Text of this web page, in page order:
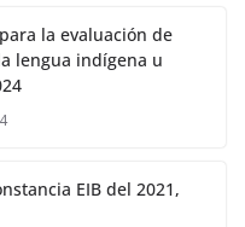
para la evaluación de
lengua indígena u
EIB del 2021,